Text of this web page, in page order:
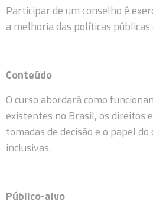
Participar de um conselho é
a melhoria das políticas
Conteúdo
O curso abordará como
existentes no Brasil, os direitos
tomadas de decisão e o papel
inclusivas.
Público-alvo